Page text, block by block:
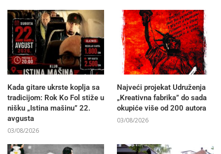
Kada gitare ukrste koplja sa
tradicijom: Rok Ko Fol stiže u
nišku „Istina mašinu” 22.
avgusta
03/08/2026
Najveći projekat Udruženja
„Kreativna fabrika” do sada
okupiće više od 200 autora
03/08/2026